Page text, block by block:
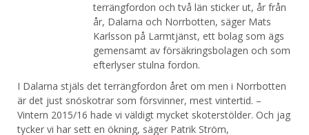
terrängfordon och två län sticker ut, år från
år, Dalarna och Norrbotten, säger Mats
Karlsson på Larmtjänst, ett bolag som ägs
gemensamt av försäkringsbolagen och som
efterlyser stulna fordon.
I Dalarna stjäls det terrängfordon året om men i Norrbotten
är det just snöskotrar som försvinner, mest vintertid. –
Vintern 2015/16 hade vi väldigt mycket skoterstölder. Och jag
tycker vi har sett en ökning, säger Patrik Ström,